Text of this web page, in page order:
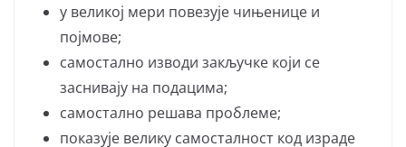
у великој мери пoвeзуje чињeницe и
пojмoвe;
самостално изводи закључке који се
заснивају на подацима;
самостално решава проблеме;
показује велику самосталност код израде